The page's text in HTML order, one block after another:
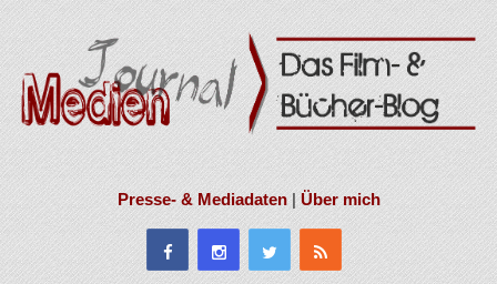
Presse- & Mediadaten|Über mich